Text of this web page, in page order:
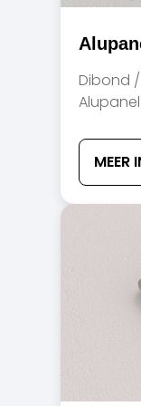
Dibond
MEER